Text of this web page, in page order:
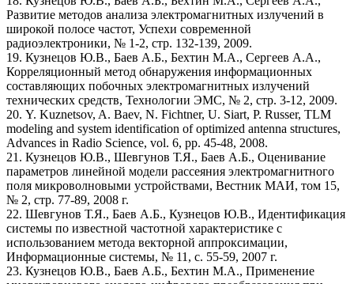
Развитие методов анализа электромагнитных излучений в
широкой полосе частот, Успехи современной
радиоэлектроники, № 1-2, стр. 132-139, 2009.
19. Кузнецов Ю.В., Баев А.Б., Бехтин М.А., Сергеев А.А.,
Корреляционный метод обнаружения информационных
составляющих побочных электромагнитных излучений
технических средств, Технологии ЭМС, № 2, стр. 3-12, 2009.
20. Y. Kuznetsov, A. Baev, N. Fichtner, U. Siart, P. Russer, TLM
modeling and system identification of optimized antenna structures,
Advances in Radio Science, vol. 6, pp. 45-48, 2008.
21. Кузнецов Ю.В., Шевгунов Т.Я., Баев А.Б., Оценивание
параметров линейной модели рассеяния электромагнитного
поля микроволновыми устройствами, Вестник МАИ, том 15,
№ 2, стр. 77-89, 2008 г.
22. Шевгунов Т.Я., Баев А.Б., Кузнецов Ю.В., Идентификация
системы по известной частотной характеристике с
использованием метода векторной аппроксимации,
Информационные системы, № 11, с. 55-59, 2007 г.
23. Кузнецов Ю.В., Баев А.Б., Бехтин М.А., Применение